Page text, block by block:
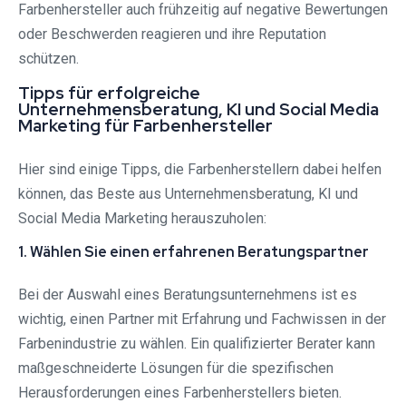
Farbenhersteller auch frühzeitig auf negative Bewertungen
oder Beschwerden reagieren und ihre Reputation
schützen.
Tipps für erfolgreiche
Unternehmensberatung, KI und Social Media
Marketing für Farbenhersteller
Hier sind einige Tipps, die Farbenherstellern dabei helfen
können, das Beste aus Unternehmensberatung, KI und
Social Media Marketing herauszuholen:
1. Wählen Sie einen erfahrenen Beratungspartner
Bei der Auswahl eines Beratungsunternehmens ist es
wichtig, einen Partner mit Erfahrung und Fachwissen in der
Farbenindustrie zu wählen. Ein qualifizierter Berater kann
maßgeschneiderte Lösungen für die spezifischen
Herausforderungen eines Farbenherstellers bieten.